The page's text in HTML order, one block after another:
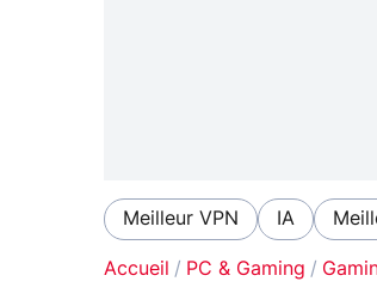
Meilleur VPN IA
Accueil PC & Gaming